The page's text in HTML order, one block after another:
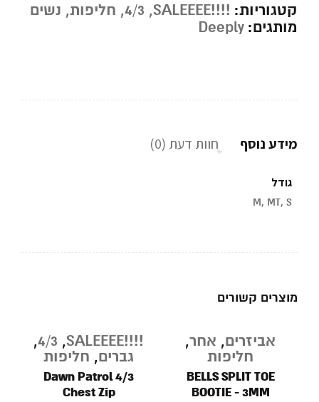
קטגוריות: !!!!SALEEEE
,
4/3
, חליפות, נשים
מותגים: Deeply
מידע נוסף חוות דעת (0)
גודל
M, MT, S
מוצרים קשורים
מבצע
!!!!SALEEEE
,
4/3
,
גברים, חליפות
Dawn Patrol 4/3
Chest Zip
אביזרים, אחר,
חליפות
BELLS SPLIT TOE
BOOTIE - 3MM